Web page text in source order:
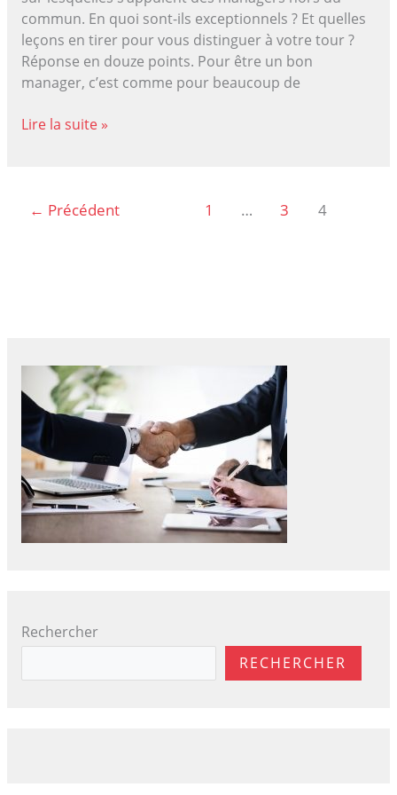
commun. En quoi sont-ils exceptionnels ? Et quelles
leçons en tirer pour vous distinguer à votre tour ?
Réponse en douze points. Pour être un bon
manager, c’est comme pour beaucoup de
Devenez
Lire la suite »
← Précédent 1 … 3 4
Rechercher
RECHERCHER